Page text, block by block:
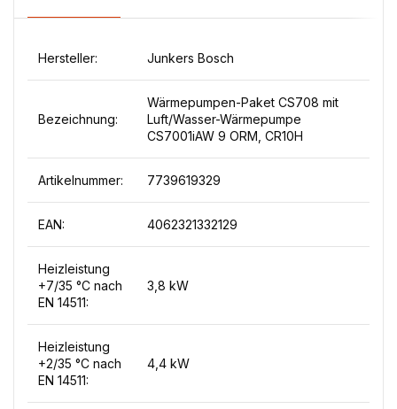
Hersteller: Junkers Bosch
Bezeichnung:
Wärmepumpen-Paket CS708 mit
Luft/Wasser-Wärmepumpe
CS7001iAW 9 ORM, CR10H
Artikelnummer: 7739619329
EAN: 4062321332129
Heizleistung
+7/35 °C nach
EN 14511:
3,8 kW
Heizleistung
+2/35 °C nach
EN 14511:
4,4 kW